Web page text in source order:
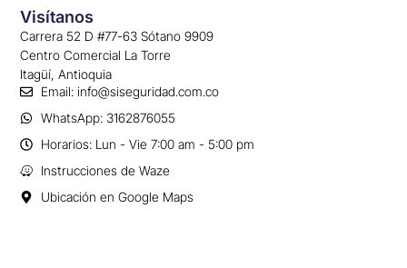
Visítanos
Carrera 52 D #77-63 Sótano 9909
Centro Comercial La Torre
Itagüí, Antioquia
Email: info@siseguridad.com.co
WhatsApp: 3162876055
Horarios: Lun - Vie 7:00 am - 5:00 pm
Instrucciones de Waze
Ubicación en Google Maps